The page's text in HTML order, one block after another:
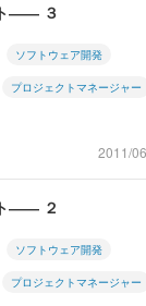
―― ３
ソフトウェア開発
プロジェクトマネージャー
2011/
―― ２
ソフトウェア開発
プロジェクトマネージャー